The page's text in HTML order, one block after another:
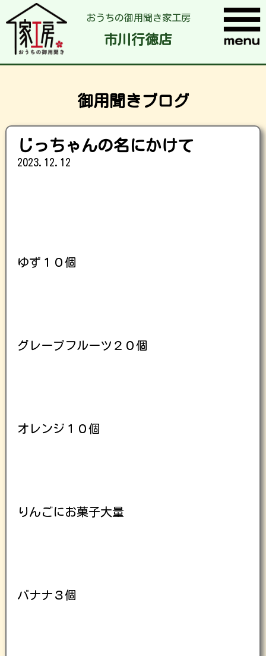
おうちの御用聞き家工房
市川行徳店
御用聞きブログ
じっちゃんの名にかけて
2023.12.12
ゆず１０個
グレープフルーツ２０個
オレンジ１０個
りんごにお菓子大量
バナナ３個